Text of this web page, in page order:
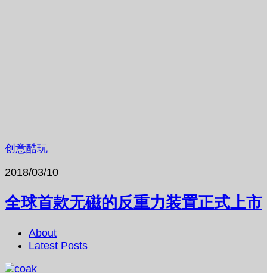
创意酷玩
2018/03/10
全球首款无磁的反重力装置正式上市
About
Latest Posts